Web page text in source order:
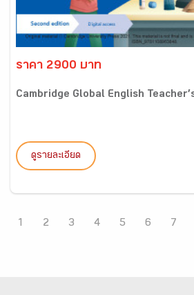
ราคา 2900 บาท
Cambridge Global English
ดูรายละเอียด
1 2 3 4 5 6 7